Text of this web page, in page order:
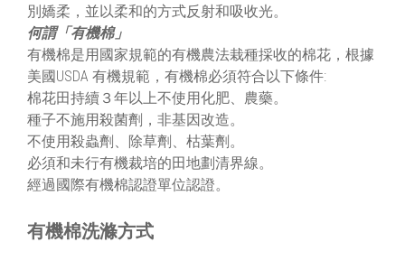
別嬌柔，並以柔和的方式反射和吸收光。
何謂「有機棉」
有機棉是用國家規範的有機農法栽種採收的棉花，根據
美國USDA 有機規範，有機棉必須符合以下條件:
棉花田持續３年以上不使用化肥、農藥。
種子不施用殺菌劑，非基因改造。
不使用殺蟲劑、除草劑、枯葉劑。
必須和未行有機裁培的田地劃清界線。
經過國際有機棉認證單位認證。
有機棉洗滌方式